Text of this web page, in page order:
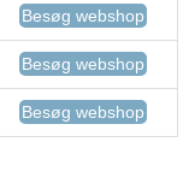
Besøg webshop
Besøg webshop
Besøg webshop